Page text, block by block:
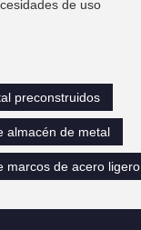
de uso
preconstruidos
almacén de metal
marcos de acero ligero